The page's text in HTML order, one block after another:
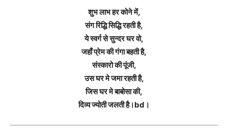
शुभ लाभ हर कोने में,
संग रिद्धि सिद्धि रहती है,
ये स्वर्ग से सुन्दर घर वो,
जहाँ प्रेम की गंगा बहती है,
संस्कारो की पूंजी,
उस घर मे जमा रहती है,
जिस घर मे बाबोसा की,
दिव्य ज्योती जलती है।bd।